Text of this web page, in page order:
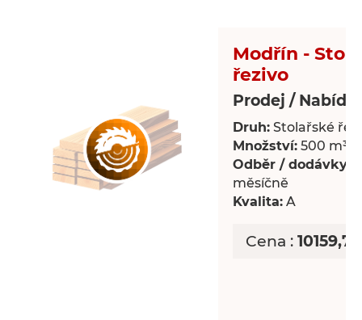
Modřín -
řezivo
Prodej /
Druh: Stolařské
Množství: 500 m³
Odběr / dodávky:
měsíčně
Kvalita: A
Cena :